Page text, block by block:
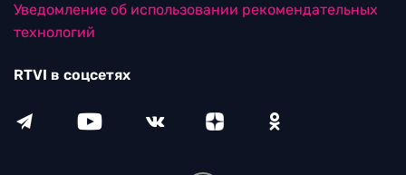
Уведомление об использовании рекомендательных
технологий
RTVI в соцсетях